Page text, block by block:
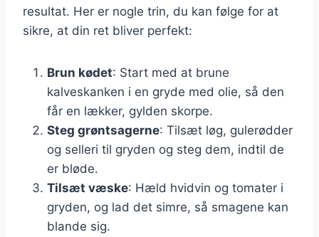
resultat. Her er nogle trin, du kan følge for at
sikre, at din ret bliver perfekt:
Brun kødet: Start med at brune
kalveskanken i en gryde med olie, så den
får en lækker, gylden skorpe.
Steg grøntsagerne: Tilsæt løg, gulerødder
og selleri til gryden og steg dem, indtil de
er bløde.
Tilsæt væske: Hæld hvidvin og tomater i
gryden, og lad det simre, så smagene kan
blande sig.